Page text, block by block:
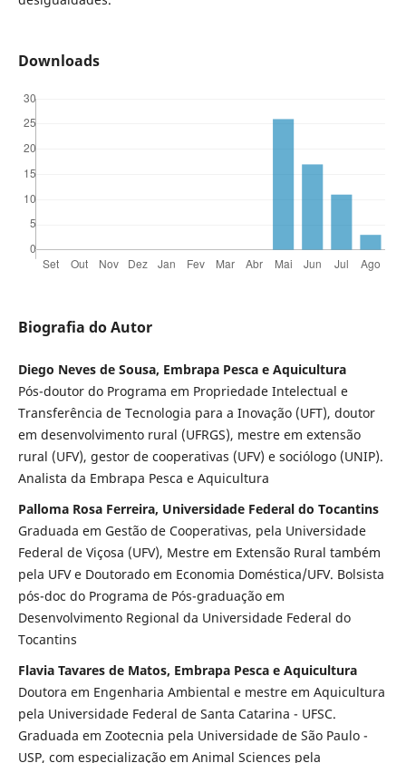
Downloads
Biografia do Autor
Diego Neves de Sousa, Embrapa Pesca e Aquicultura
Pós-doutor do Programa em Propriedade Intelectual e
Transferência de Tecnologia para a Inovação (UFT), doutor
em desenvolvimento rural (UFRGS), mestre em extensão
rural (UFV), gestor de cooperativas (UFV) e sociólogo (UNIP).
Analista da Embrapa Pesca e Aquicultura
Palloma Rosa Ferreira, Universidade Federal do Tocantins
Graduada em Gestão de Cooperativas, pela Universidade
Federal de Viçosa (UFV), Mestre em Extensão Rural também
pela UFV e Doutorado em Economia Doméstica/UFV. Bolsista
pós-doc do Programa de Pós-graduação em
Desenvolvimento Regional da Universidade Federal do
Tocantins
Flavia Tavares de Matos, Embrapa Pesca e Aquicultura
Doutora em Engenharia Ambiental e mestre em Aquicultura
pela Universidade Federal de Santa Catarina - UFSC.
Graduada em Zootecnia pela Universidade de São Paulo -
USP, com especialização em Animal Sciences pela